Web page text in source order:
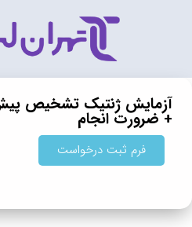
انجام
فرم ثبت درخواست